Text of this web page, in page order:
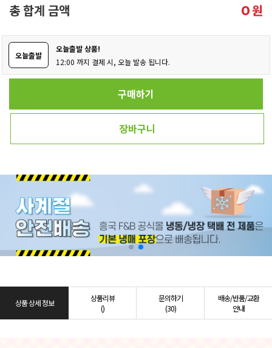
총 합계 금액 0원
오늘출발
오늘출발 상품!
12:00 까지 결제 시, 오늘 발송 됩니다.
구매하기
장바구니
상품 상세 정보
상품리뷰
()
문의하기
(30)
배송/반품/교환
안내